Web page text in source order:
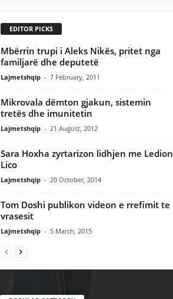
EDITOR PICKS
Mbërrin trupi i Aleks Nikës, pritet nga
familjarë dhe deputetë
Lajmetshqip - 7 February, 2011
Mikrovala dëmton gjakun, sistemin
tretës dhe imunitetin
Lajmetshqip - 21 August, 2012
Sara Hoxha zyrtarizon lidhjen me Ledion
Lico
Lajmetshqip - 20 October, 2014
Tom Doshi publikon videon e rrefimit te
vrasesit
Lajmetshqip - 5 March, 2015